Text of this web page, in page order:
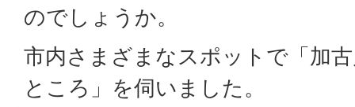
のでしょうか。
市内さまざまなスポットで「加
ところ」を伺いました。